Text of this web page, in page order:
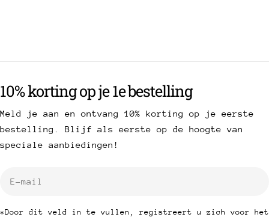
10% korting op je 1e bestelling
Meld je aan en ontvang 10% korting op je eerste
bestelling. Blijf als eerste op de hoogte van
speciale aanbiedingen!
*Door dit veld in te vullen, registreert u zich voor het